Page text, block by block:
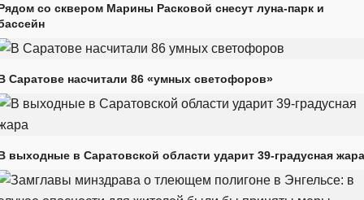
со сквером Марины Расковой снесут луна-парк и
Саратове насчитали 86 «умных светофоров»
выходные в Саратовской области ударит 39-градусная жара